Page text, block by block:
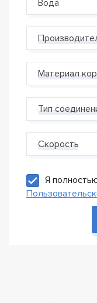
Материал
Тип
Скорость
Я